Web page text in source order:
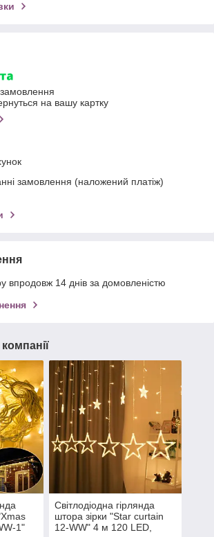
на вашу картку
замовлення (наложений платіж)
впродовж 14 днів за домовленістю
1"
Світлодіодна гірлянда
штора зірки "Star curtain
12-WW" 4 м 120 LED,